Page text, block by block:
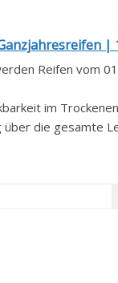
|
Reifen vom
im Trockenen
über die gesamte